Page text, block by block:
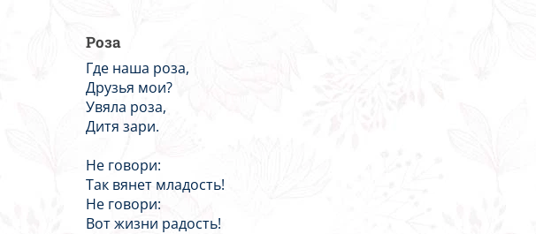
Роза
Где наша роза,
Друзья мои?
Увяла роза,
Дитя зари.
Не говори:
Так вянет младость!
Не говори:
Вот жизни радость!